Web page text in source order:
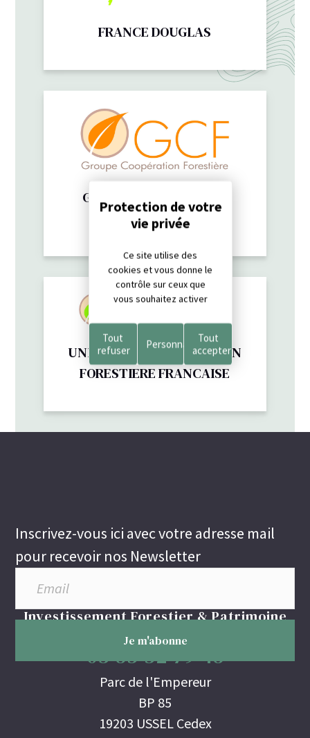
FRANCE DOUGLAS
GROUPE COOPERATION
FORESTIERE
UNION DE LA COOPERATION
FORESTIERE FRANCAISE
Inscrivez-vous ici avec votre adresse mail
pour recevoir nos Newsletter
Investissement Forestier & Patrimoine
03 85 52 79 48
Parc de l'Empereur
BP 85
19203 USSEL Cedex
Panneau de gestion des cookies
Ce site utilise des
cookies et vous donne le
contrôle sur ceux que
vous souhaitez activer
Tout
accepter
Tout
refuser
Personnaliser